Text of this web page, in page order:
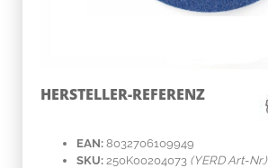
HERSTELLER-REFERENZ
EAN: 8032706109949
SKU: 250K00204073 (YERD Art-Nr.)